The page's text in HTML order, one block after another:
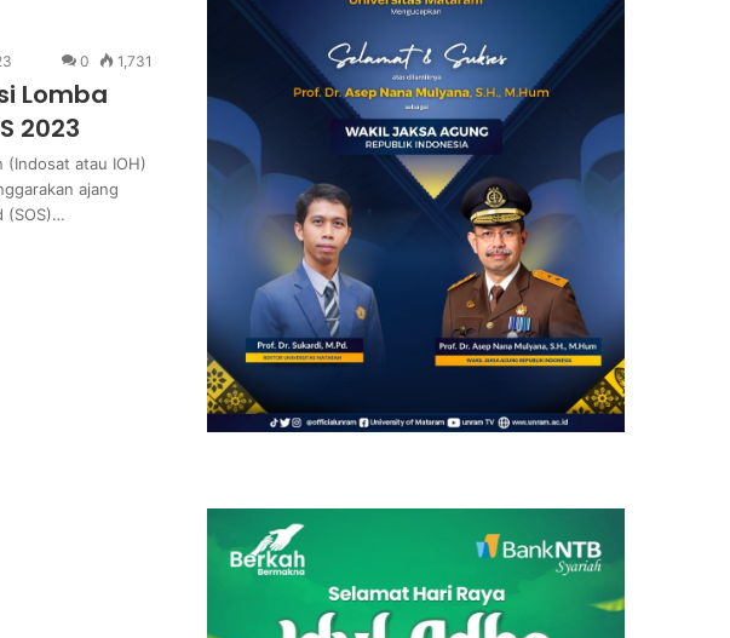
0 1,731
Lomba
2023
(Indosat atau IOH)
ajang
(SOS)…